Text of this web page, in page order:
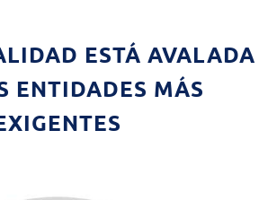
ESTÁ AVALADA
ENTIDADES MÁS